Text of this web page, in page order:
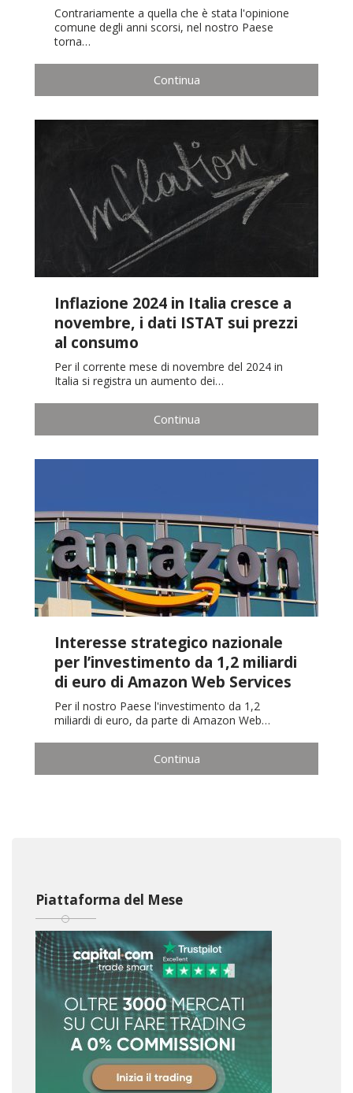
Contrariamente a quella che è stata l'opinione
comune degli anni scorsi, nel nostro Paese
torna…
Continua
Inflazione 2024 in Italia cresce a
novembre, i dati ISTAT sui prezzi
al consumo
Per il corrente mese di novembre del 2024 in
Italia si registra un aumento dei…
Continua
Interesse strategico nazionale
per l’investimento da 1,2 miliardi
di euro di Amazon Web Services
Per il nostro Paese l'investimento da 1,2
miliardi di euro, da parte di Amazon Web…
Continua
Piattaforma del Mese